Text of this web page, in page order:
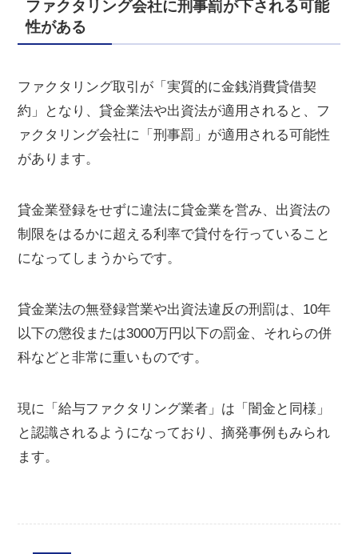
ファクタリング会社に刑事罰が下される可能
性がある
ファクタリング取引が「実質的に金銭消費貸借契
約」となり、貸金業法や出資法が適用されると、フ
ァクタリング会社に「刑事罰」が適用される可能性
があります。
貸金業登録をせずに違法に貸金業を営み、出資法の
制限をはるかに超える利率で貸付を行っていること
になってしまうからです。
貸金業法の無登録営業や出資法違反の刑罰は、10年
以下の懲役または3000万円以下の罰金、それらの併
科などと非常に重いものです。
現に「給与ファクタリング業者」は「闇金と同様」
と認識されるようになっており、摘発事例もみられ
ます。